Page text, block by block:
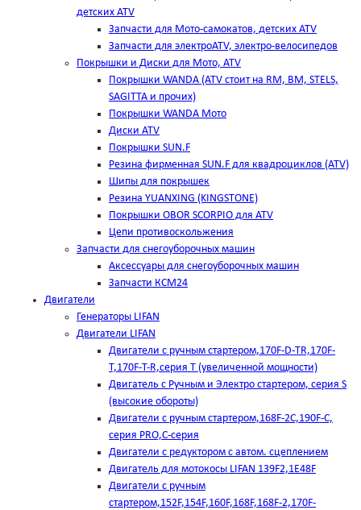
детских ATV
Запчасти для Мото-самокатов, детских ATV
Запчасти для электроATV, электро-велосипедов
Покрышки и Диски для Мото, ATV
Покрышки WANDA (АТV стоит на RM, BM, STELS,
SAGITTA и прочих)
Покрышки WANDA Мото
Диски ATV
Покрышки SUN.F
Резина фирменная SUN.F для квадроциклов (АТV)
Шипы для покрышек
Резина YUANXING (KINGSTONE)
Покрышки OBOR SCORPIO для ATV
Цепи противоскольжения
Запчасти для снегоуборочных машин
Аксессуары для снегоуборочных машин
Запчасти КСМ24
Двигатели
Генераторы LIFAN
Двигатели LIFAN
Двигатели с ручным стартером,170F-D-TR,170F-
T,170F-T-R,серия Т (увеличенной мощности)
Двигатель с Ручным и Электро стартером, серия S
(высокие обороты)
Двигатели с ручным стартером,168F-2C,190F-C,
серия PRO,C-серия
Двигатели с редуктором с автом. сцеплением
Двигатель для мотокосы LIFAN 139F2,1E48F
Двигатели с ручным
стартером,152F,154F,160F,168F,168F-2,170F-